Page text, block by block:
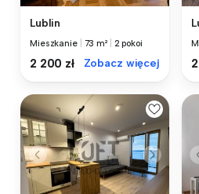
Lublin
Mieszkanie 73 m² 2 pokoi
2 200 zł Zobacz więcej